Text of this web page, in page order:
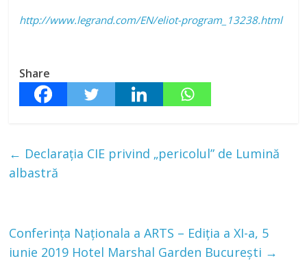
http://www.legrand.com/EN/eliot-program_13238.html
Share
← Declarația CIE privind „pericolul” de Lumină
albastră
Conferinţa Naţionala a ARTS – Ediţia a XI-a, 5
iunie 2019 Hotel Marshal Garden București →